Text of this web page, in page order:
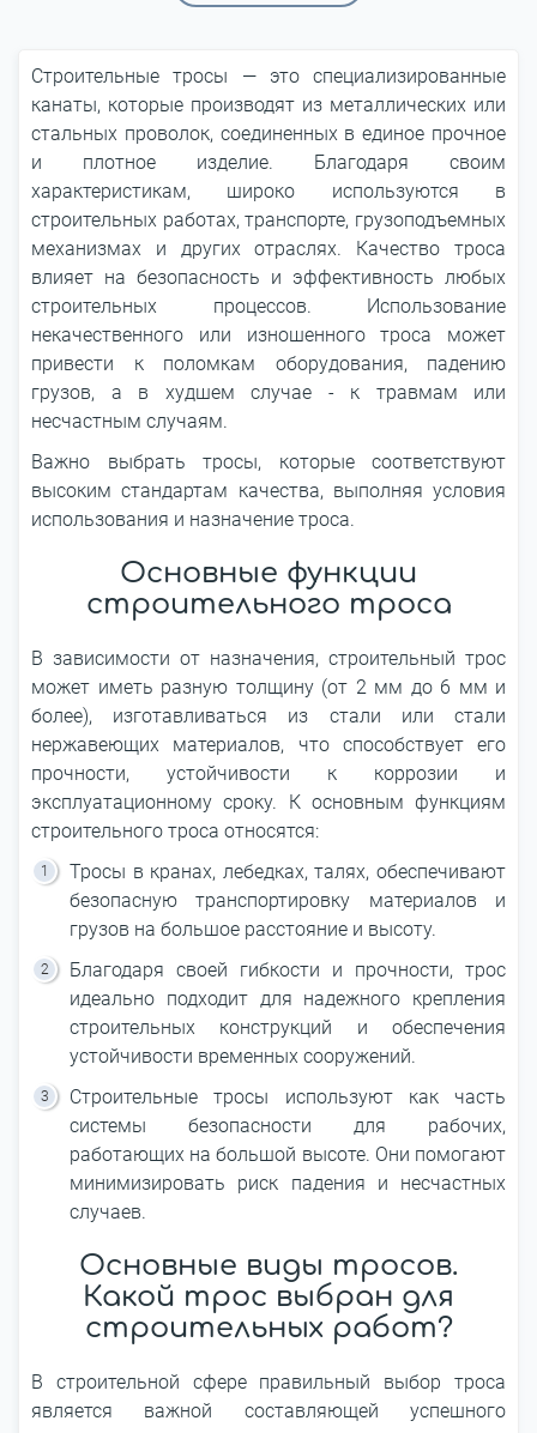
Строительные тросы ― это специализированные
канаты, которые производят из металлических или
стальных проволок, соединенных в единое прочное
и плотное изделие. Благодаря своим
характеристикам, широко используются в
строительных работах, транспорте, грузоподъемных
механизмах и других отраслях. Качество троса
влияет на безопасность и эффективность любых
строительных процессов. Использование
некачественного или изношенного троса может
привести к поломкам оборудования, падению
грузов, а в худшем случае - к травмам или
несчастным случаям.
Важно выбрать тросы, которые соответствуют
высоким стандартам качества, выполняя условия
использования и назначение троса.
Основные функции
строительного троса
В зависимости от назначения, строительный трос
может иметь разную толщину (от 2 мм до 6 мм и
более), изготавливаться из стали или стали
нержавеющих материалов, что способствует его
прочности, устойчивости к коррозии и
эксплуатационному сроку. К основным функциям
строительного троса относятся:
Тросы в кранах, лебедках, талях, обеспечивают
безопасную транспортировку материалов и
грузов на большое расстояние и высоту.
Благодаря своей гибкости и прочности, трос
идеально подходит для надежного крепления
строительных конструкций и обеспечения
устойчивости временных сооружений.
Строительные тросы используют как часть
системы безопасности для рабочих,
работающих на большой высоте. Они помогают
минимизировать риск падения и несчастных
случаев.
Основные виды тросов.
Какой трос выбран для
строительных работ?
В строительной сфере правильный выбор троса
является важной составляющей успешного